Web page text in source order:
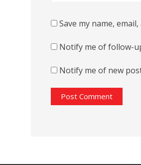
Save my name,
Notify me of follow-
Notify me of new